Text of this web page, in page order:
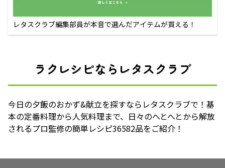
レタスクラブ編集部員が本音で選んだアイテムが買える！
ラクレシピならレタスクラブ
今日の夕飯のおかず&献立を探すならレタスクラブで！基
本の定番料理から人気料理まで、日々のへとへとから解放
されるプロ監修の簡単レシピ36582品をご紹介！